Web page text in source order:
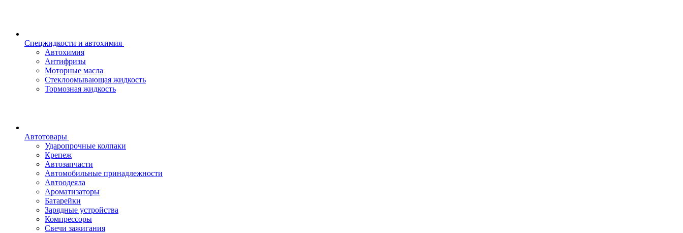
Спецжидкости и автохимия
Автохимия
Антифризы
Моторные масла
Стеклоомывающая жидкость
Тормозная жидкость
Автотовары
Ударопрочные колпаки
Крепеж
Автозапчасти
Автомобильные принадлежности
Автоодеяла
Ароматизаторы
Батарейки
Зарядные устройства
Компрессоры
Свечи зажигания